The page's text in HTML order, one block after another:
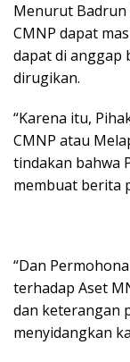
Menurut Badrun
CMNP dapat
dapat di anggap
dirugikan.
“Karena itu,
CMNP atau
tindakan bahwa
membuat berita
“Dan
terhadap Aset
dan keterangan
menyidangkan